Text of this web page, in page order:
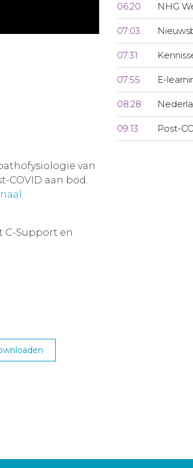
06:20 NHG
07:03
07:31
07:55 E-
08:28
09:13 Post-
van
COVID aan bod.
.
C-Support en